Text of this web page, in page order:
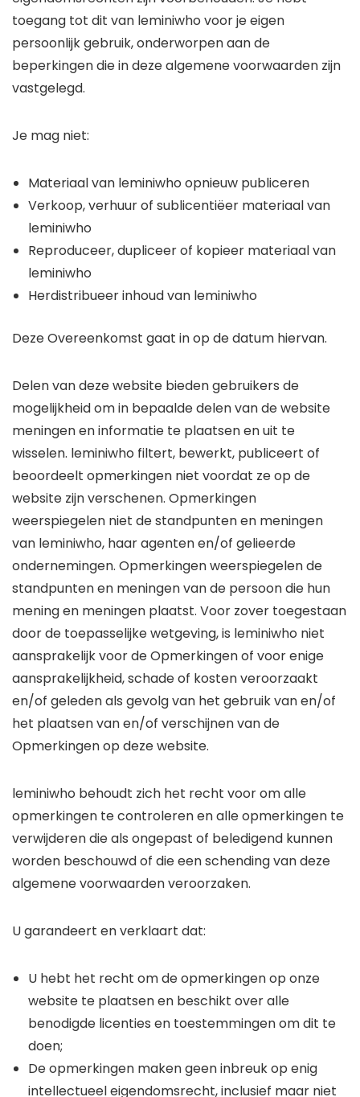
toegang tot dit van leminiwho voor je eigen
persoonlijk gebruik, onderworpen aan de
beperkingen die in deze algemene voorwaarden zijn
vastgelegd.
Je mag niet:
Materiaal van leminiwho opnieuw publiceren
Verkoop, verhuur of sublicentiëer materiaal van
leminiwho
Reproduceer, dupliceer of kopieer materiaal van
leminiwho
Herdistribueer inhoud van leminiwho
Deze Overeenkomst gaat in op de datum hiervan.
Delen van deze website bieden gebruikers de
mogelijkheid om in bepaalde delen van de website
meningen en informatie te plaatsen en uit te
wisselen. leminiwho filtert, bewerkt, publiceert of
beoordeelt opmerkingen niet voordat ze op de
website zijn verschenen. Opmerkingen
weerspiegelen niet de standpunten en meningen
van leminiwho, haar agenten en/of gelieerde
ondernemingen. Opmerkingen weerspiegelen de
standpunten en meningen van de persoon die hun
mening en meningen plaatst. Voor zover toegestaan
​​door de toepasselijke wetgeving, is leminiwho niet
aansprakelijk voor de Opmerkingen of voor enige
aansprakelijkheid, schade of kosten veroorzaakt
en/of geleden als gevolg van het gebruik van en/of
het plaatsen van en/of verschijnen van de
Opmerkingen op deze website.
leminiwho behoudt zich het recht voor om alle
opmerkingen te controleren en alle opmerkingen te
verwijderen die als ongepast of beledigend kunnen
worden beschouwd of die een schending van deze
algemene voorwaarden veroorzaken.
U garandeert en verklaart dat:
U hebt het recht om de opmerkingen op onze
website te plaatsen en beschikt over alle
benodigde licenties en toestemmingen om dit te
doen;
De opmerkingen maken geen inbreuk op enig
intellectueel eigendomsrecht, inclusief maar niet